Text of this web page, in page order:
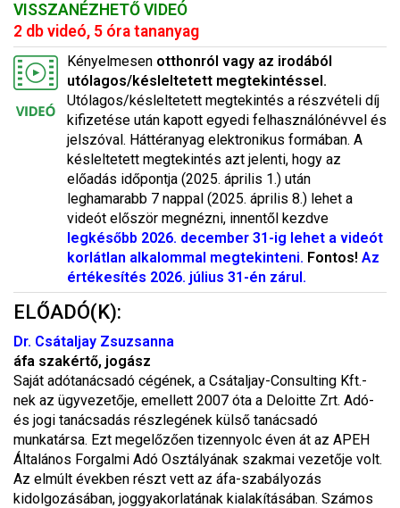
VISSZANÉZHETŐ VIDEÓ
2 db videó, 5 óra tananyag
Kényelmesen otthonról vagy az irodából
utólagos/késleltetett megtekintéssel.
Utólagos/késleltetett megtekintés a részvételi díj
kifizetése után kapott egyedi felhasználónévvel és
jelszóval. Háttéranyag elektronikus formában. A
késleltetett megtekintés azt jelenti, hogy az
előadás időpontja (2025. április 1.) után
leghamarabb 7 nappal (2025. április 8.) lehet a
videót először megnézni, innentől kezdve
legkésőbb 2026. december 31-ig lehet a videót
korlátlan alkalommal megtekinteni. Fontos! Az
értékesítés 2026. július 31-én zárul.
ELŐADÓ(K):
Dr. Csátaljay Zsuzsanna
áfa szakértő, jogász
Saját adótanácsadó cégének, a Csátaljay-Consulting Kft.-
nek az ügyvezetője, emellett 2007 óta a Deloitte Zrt. Adó-
és jogi tanácsadás részlegének külső tanácsadó
munkatársa. Ezt megelőzően tizennyolc éven át az APEH
Általános Forgalmi Adó Osztályának szakmai vezetője volt.
Az elmúlt években részt vett az áfa-szabályozás
kidolgozásában, joggyakorlatának kialakításában. Számos